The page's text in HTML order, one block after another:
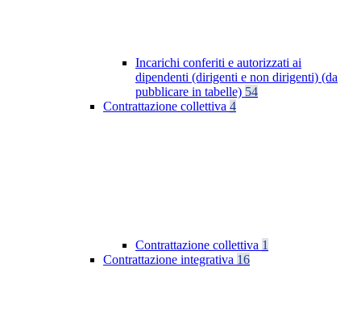
Incarichi conferiti e autorizzati ai
dipendenti (dirigenti e non dirigenti) (da
pubblicare in tabelle) 54
Contrattazione collettiva 4
Contrattazione collettiva 1
Contrattazione integrativa 16